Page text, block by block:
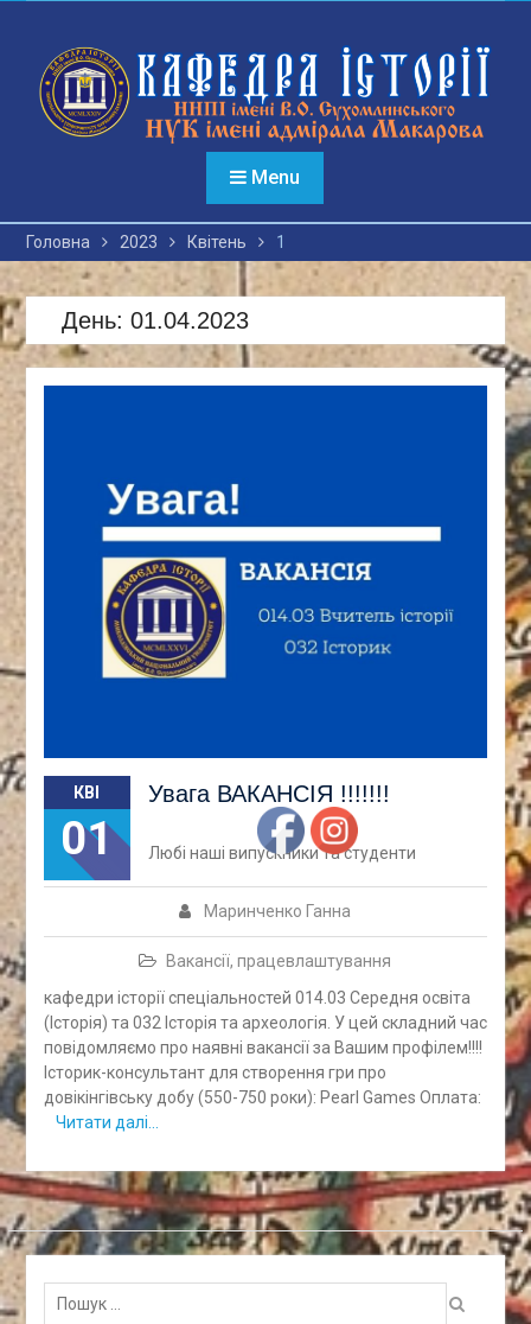
вмісту
Menu
Головна 2023 Квітень 1
День: 01.04.2023
КВІ
01
Увага ВАКАНСІЯ !!!!!!!
Маринченко Ганна
Вакансії, працевлаштування
Любі наші випускники та студенти
кафедри історії спеціальностей 014.03 Середня освіта
(Історія) та 032 Історія та археологія. У цей складний час
повідомляємо про наявні вакансії за Вашим профілем!!!!
Історик-консультант для створення гри про
довікінгівську добу (550-750 роки): Pearl Games Оплата:
Читати далі…
Пошук
для: